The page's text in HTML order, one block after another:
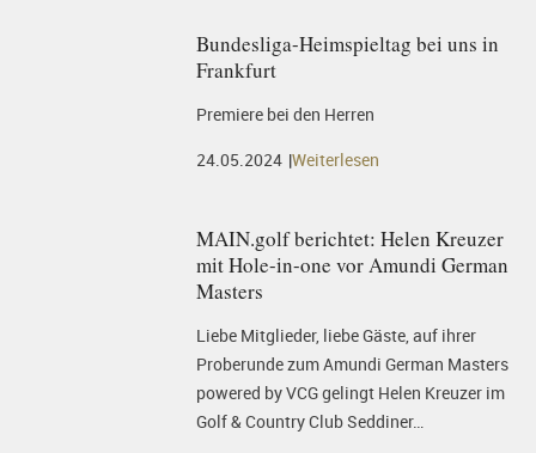
Bundesliga-Heimspieltag bei uns in
Frankfurt
Premiere bei den Herren
24.05.2024 Weiterlesen
MAIN.golf berichtet: Helen Kreuzer
mit Hole-in-one vor Amundi German
Masters
Liebe Mitglieder, liebe Gäste, auf ihrer
Proberunde zum Amundi German Masters
powered by VCG gelingt Helen Kreuzer im
Golf & Country Club Seddiner…